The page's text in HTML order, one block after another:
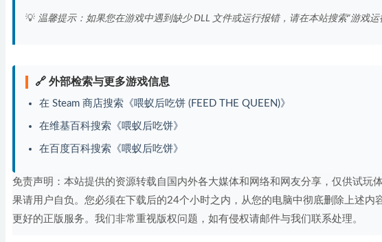
💡 温馨提示：如果您在游戏中遇到缺少 DLL 文件或运行报错，请在本站搜索“游戏
🔗 外部检索与更多游戏信息
在 Steam 商店搜索《喂蚁后吃饼 (FEED THE QUEEN)》
在维基百科搜索《喂蚁后吃饼》
在百度百科搜索《喂蚁后吃饼》
免责声明：本站提供的资源转载自国内外各大媒体和网络和网友分享，仅供试玩
果请用户自负。您必须在下载后的24个小时之内，从您的电脑中彻底删除上述
更好的正版服务。我们非常重视版权问题，如有侵权请邮件与我们联系处理。